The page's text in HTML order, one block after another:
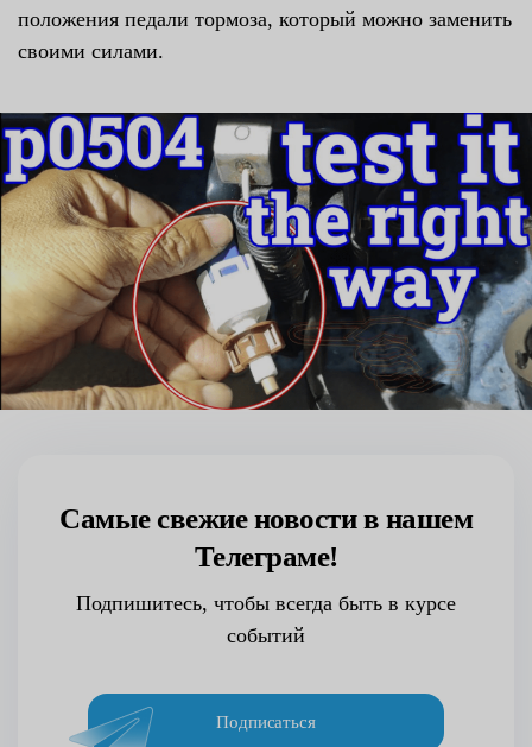
положения педали тормоза, который можно заменить
своими силами.
Самые свежие новости в нашем
Телеграме!
Подпишитесь, чтобы всегда быть в курсе
событий
Подписаться